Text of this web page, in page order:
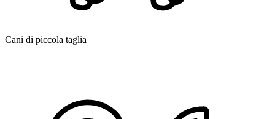
Cani di piccola taglia